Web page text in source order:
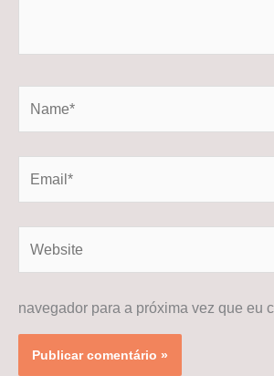
navegador para a próxima vez que eu